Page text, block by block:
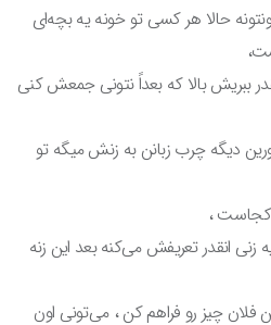
حالا هر کسی تو خونه یه بچه‌ای
ببریش بالا که بعداً نتونی جمعش کنی
دیگه چرب زبانن به زنش میگه تو
،
زنی انقدر تعریفش می‌کنه بعد این زنه
فلان چیز رو فراهم کن ، می‌تونی اون